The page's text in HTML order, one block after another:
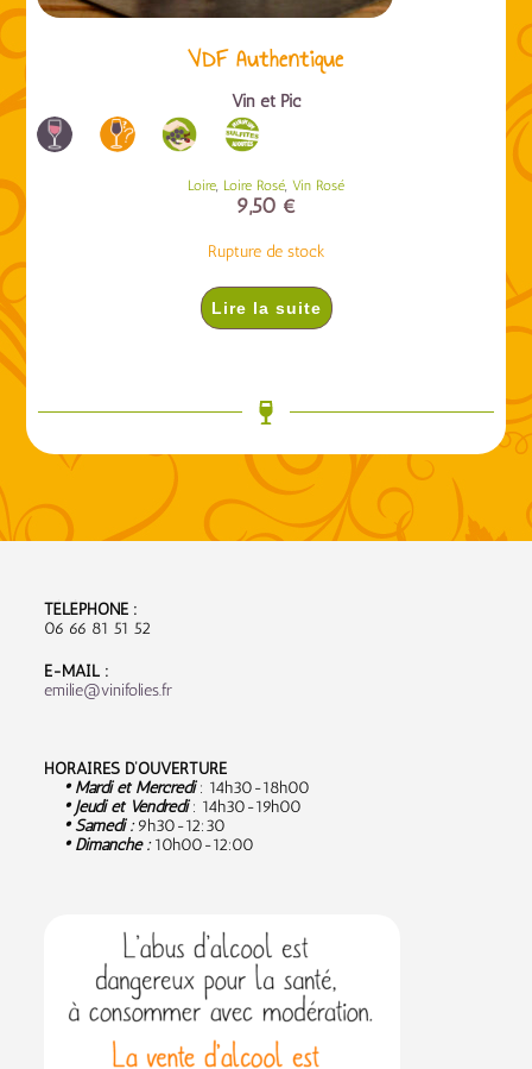
VDF Authentique
Vin et Pic
Loire, Loire Rosé, Vin Rosé
9,50 €
Rupture de stock
Lire la suite
TÉLÉPHONE :
06 66 81 51 52
E-MAIL :
emilie@vinifolies.fr
HORAIRES D’OUVERTURE
• Mardi et Mercredi: 14h30-18h00
• Jeudi et Vendredi: 14h30-19h00
• Samedi :9h30-12:30
• Dimanche :10h00-12:00